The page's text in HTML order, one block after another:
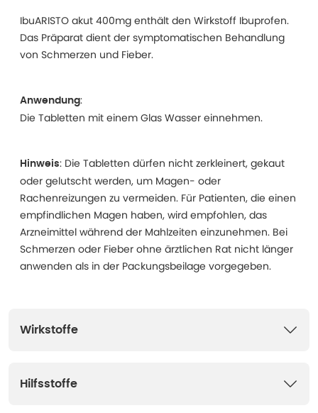
IbuARISTO akut 400mg enthält den Wirkstoff Ibuprofen.
Das Präparat dient der symptomatischen Behandlung
von Schmerzen und Fieber.
Anwendung:
Die Tabletten mit einem Glas Wasser einnehmen.
Hinweis: Die Tabletten dürfen nicht zerkleinert, gekaut
oder gelutscht werden, um Magen- oder
Rachenreizungen zu vermeiden. Für Patienten, die einen
empfindlichen Magen haben, wird empfohlen, das
Arzneimittel während der Mahlzeiten einzunehmen. Bei
Schmerzen oder Fieber ohne ärztlichen Rat nicht länger
anwenden als in der Packungsbeilage vorgegeben.
Wirkstoffe
Hilfsstoffe